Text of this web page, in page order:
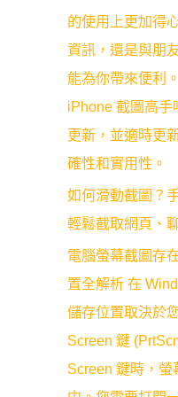
的使用上更加得
資訊，還是與朋
能為你帶來便利
iPhone 截圖高手
更新，並適時更
確性和實用性。
如何滑動截圖？
輕鬆截取網頁、
電腦螢幕截圖存
置全解析 在
儲存位置取決於
Screen 鍵
Screen 鍵時，